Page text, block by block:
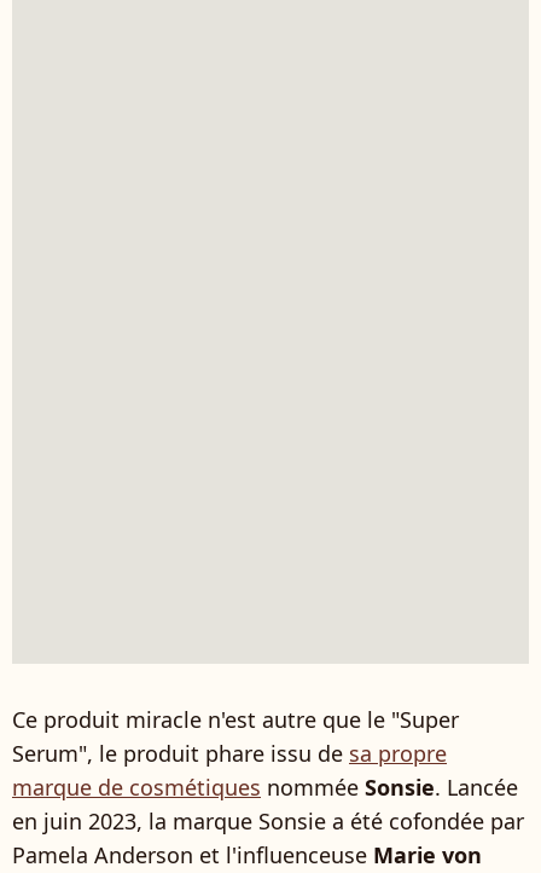
Ce produit miracle n'est autre que le "Super
Serum", le produit phare issu de sa propre
marque de cosmétiques nommée Sonsie. Lancée
en juin 2023, la marque Sonsie a été cofondée par
Pamela Anderson et l'influenceuse Marie von